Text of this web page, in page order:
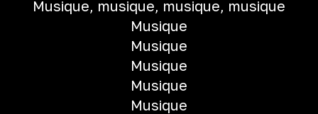
Musique, musique, musique, musique
Musique
Musique
Musique
Musique
Musique